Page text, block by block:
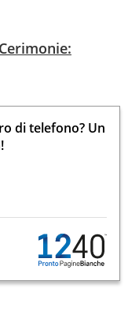
di telefono? Un